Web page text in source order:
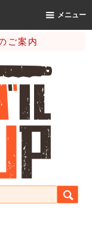
メニュー
ご案内